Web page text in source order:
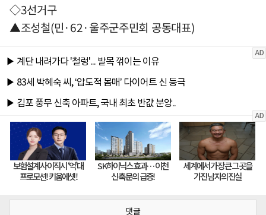
◇3선거구
▲조성철(민·62·울주군주민회 공동대표)
댓글